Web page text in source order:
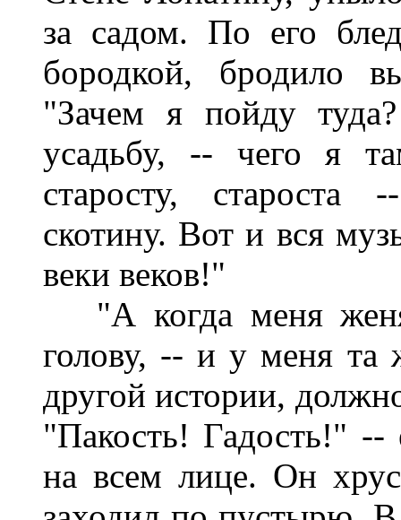
за садом. По его
бородкой, бродило
"Зачем я пойду
усадьбу, -- чего я
старосту, староста
скотину. Вот и вся
веки веков!"
"А когда меня
голову, -- и у меня та
другой истории,
"Пакость! Гадость!" --
на всем лице. Он